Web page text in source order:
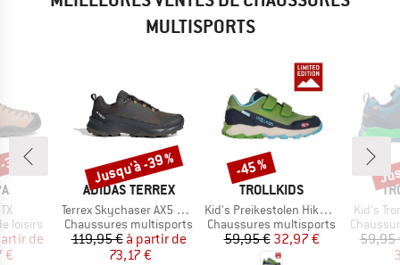
MULTISPORTS
loisirs
réduit
de
€
%
MARQUE
ADIDAS TERREX
Article
Terrex Skychaser AX5 GORE-TEX
Product group
Chaussures multisports
Prix
119,95 € Prix réduit
à partir de
73,17 €
Remise
Jusqu'à -39 %
MARQUE
TROLLKIDS
Article
Kid's Preikestolen Hiker Exclusive
Product group
Chaussures multisports
Prix
59,95 €Prix réduit
32,97 €
Remise
-45 %
Article
Kid's
Product
59,95